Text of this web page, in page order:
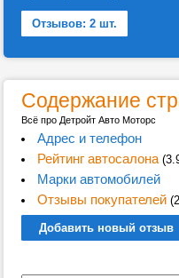
Отзывов: 2 шт.
Содержание
Всё про Детройт Авто Моторс
Адрес и телефон
Рейтинг автосалона
Марки автомобилей
Отзывы покупателей
Добавить новый отзыв